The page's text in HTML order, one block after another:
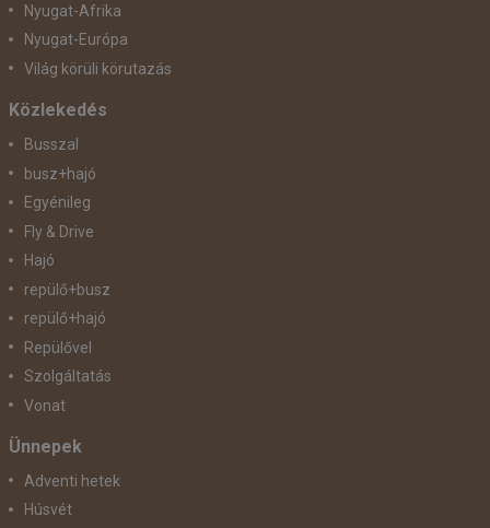
Nyugat-Afrika
Nyugat-Európa
Világ körüli körutazás
Közlekedés
Busszal
busz+hajó
Egyénileg
Fly & Drive
Hajó
repülő+busz
repülő+hajó
Repülővel
Szolgáltatás
Vonat
Ünnepek
Adventi hetek
Húsvét